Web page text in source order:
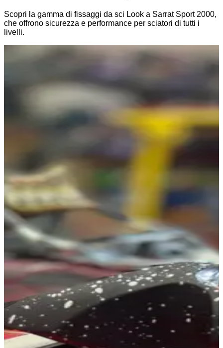
Scopri la gamma di fissaggi da sci Look a Sarrat Sport 2000,
che offrono sicurezza e performance per sciatori di tutti i
livelli.